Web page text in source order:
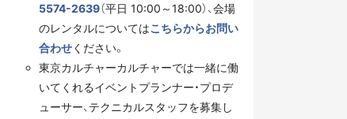
5574-2639（平日 10:00～18:00）、会場
のレンタルについてはこちらからお問い
合わせください。
東京カルチャーカルチャーでは一緒に働
いてくれるイベントプランナー・プロデ
ューサー、テクニカルスタッフを募集し